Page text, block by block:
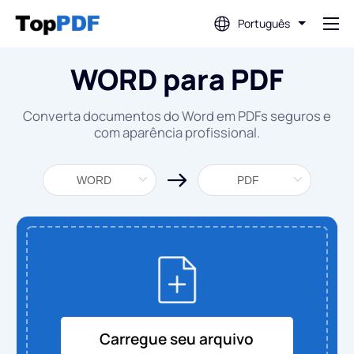
Português
Editar PDF
Traduzir PDF
Mesclar PDF
Dividir PDF
Comprimir PDF
Converter de PDF
WORD para PDF
Converta documentos do Word em PDFs seguros e
com aparência profissional.
Carregue seu arquivo